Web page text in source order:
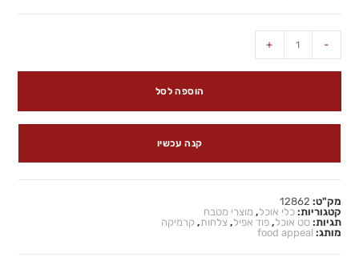
-
+
הוספה לסל
קנה עכשיו
מק"ט: 12862
קטגוריות:כלי אוכל, מוצרי מטבח
תגיות:סט אוכל,פוד אפיל, צלחות, קרמיקה
מותג: food appeal